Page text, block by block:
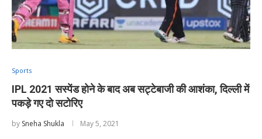
Sports
IPL 2021 सस्पेंड होने के बाद अब सट्टेबाजी की आशंका, दिल्ली में
पकड़े गए दो सटोरिए
by Sneha Shukla May 5, 2021